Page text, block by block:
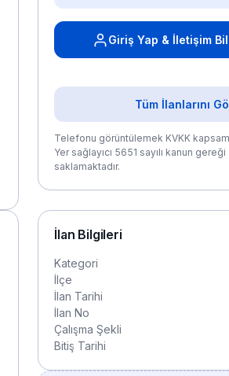
Giriş Yap & İletişim
Tüm İlanlarını
Telefonu görüntülemek KVKK
Yer sağlayıcı 5651 sayılı kanun gereği
saklamaktadır.
İlan Bilgileri
Kategori
İlçe
İlan Tarihi
İlan No
Çalışma Şekli
Bitiş Tarihi